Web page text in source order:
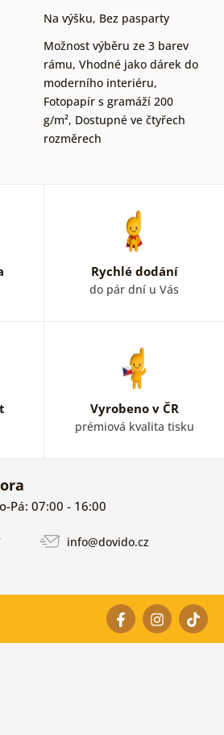
Na výšku, Bez pasparty
Možnost výběru ze 3 barev
rámu, Vhodné jako dárek do
moderního interiéru,
Fotopapír s gramáží 200
g/m², Dostupné ve čtyřech
rozměrech
Rychlé dodání
do pár dní u Vás
Vyrobeno v ČR
prémiová kvalita tisku
Pá: 07:00 - 16:00
info@dovido.cz